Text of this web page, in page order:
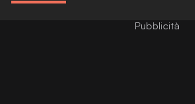
Pubblicità